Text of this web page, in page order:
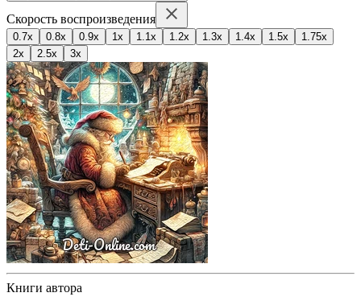
Скорость воспроизведения
0.7x 0.8x 0.9x 1x 1.1x 1.2x 1.3x 1.4x 1.5x
1.75x
2x
2.5x 3x
Книги автора